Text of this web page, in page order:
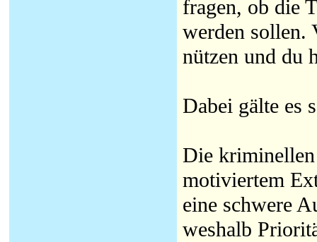
fragen, ob die
werden sollen.
nützen und du
Dabei gälte es
Die
motiviertem
eine schwere
weshalb